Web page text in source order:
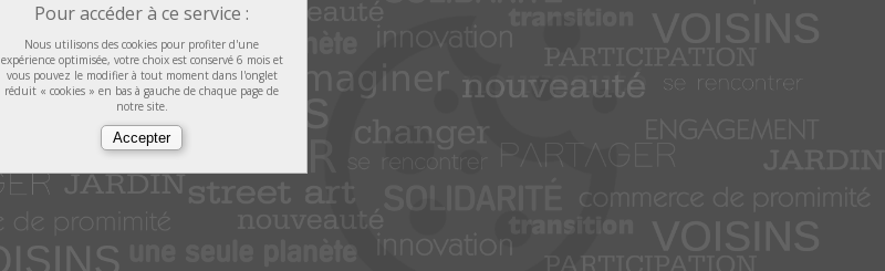
Pour accéder à ce service :
Nous utilisons des cookies pour profiter d'une
expérience optimisée, votre choix est conservé 6 mois et
vous pouvez le modifier à tout moment dans l'onglet
réduit « cookies » en bas à gauche de chaque page de
notre site.